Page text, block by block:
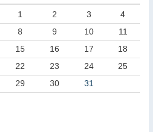
1 2 3
4
8 9 10
11
15 16 17
18
22 23 24
25
29 30 31